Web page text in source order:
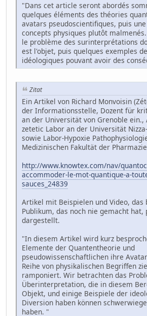
"Dans cet article seront abordés
quelques éléments des théories
avatars pseudoscientifiques, puis
concepts physiques plutôt
le problème des surinterprétations
est l'objet, puis quelques exemples
idéologiques pouvant avoir des
Zitat
Ein Artikel von Richard Monvoisin
der Informationsstelle, Dozent für
an der Universität von Grenoble ein.,
zetetic Labor an der Universität
sowie Labor-Hypoxie
Medizinischen Fakultät der
http://www.knowtex.com/nav/
accommoder-le-mot-quantique-a-
sauces_24839
Artikel mit Beispielen und Video, das
Publikum, das noch nie gemacht hat,
dargestellt.
"In diesem Artikel wird kurz
Elemente der Quantentheorie und
pseudowissenschaftlichen ihre
Reihe von physikalischen Begriffen
ramponiert. Wir betrachten das
Überinterpretation, die in diesem
Objekt, und einige Beispiele der
Diversion haben können
haben. "